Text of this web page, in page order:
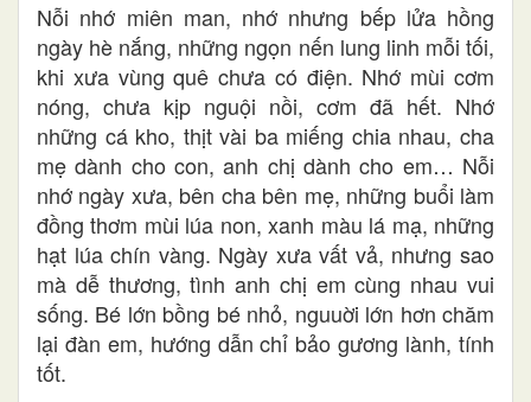
Nỗi nhớ miên man, nhớ nhưng bếp lửa hồng
ngày hè nắng, những ngọn nến lung linh mỗi tối,
khi xưa vùng quê chưa có điện. Nhớ mùi cơm
nóng, chưa kịp nguội nồi, cơm đã hết. Nhớ
những cá kho, thịt vài ba miếng chia nhau, cha
mẹ dành cho con, anh chị dành cho em… Nỗi
nhớ ngày xưa, bên cha bên mẹ, những buổi làm
đồng thơm mùi lúa non, xanh màu lá mạ, những
hạt lúa chín vàng. Ngày xưa vất vả, nhưng sao
mà dễ thương, tình anh chị em cùng nhau vui
sống. Bé lớn bồng bé nhỏ, nguuời lớn hơn chăm
lại đàn em, hướng dẫn chỉ bảo gương lành, tính
tốt.